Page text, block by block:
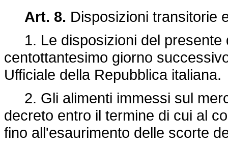
Art. 8. Disposizioni transitorie
1. Le disposizioni del presente
centottantesimo giorno
Ufficiale della Repubblica italiana.
2. Gli alimenti immessi sul
decreto entro il termine di cui al
fino all'esaurimento delle scorte